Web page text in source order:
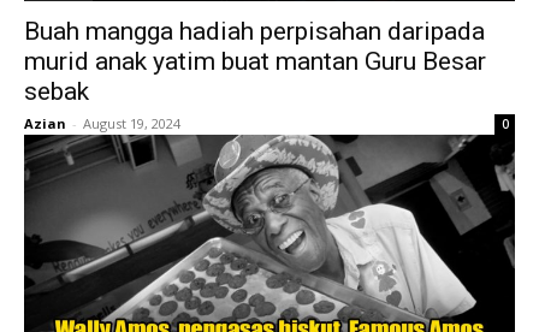
Buah mangga hadiah perpisahan daripada
murid anak yatim buat mantan Guru Besar
sebak
Azian - August 19, 2024 0